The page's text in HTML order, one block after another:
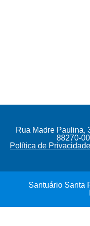
Rua Madre Paulina,
88270-
Política de Privacidade
Santuário Santa